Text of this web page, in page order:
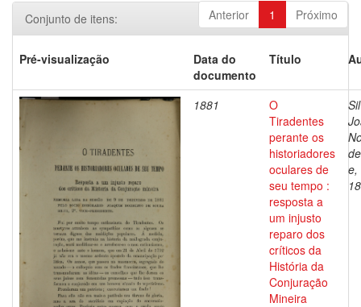
Anterior 1 Próximo
Conjunto de itens:
Pré-visualização
Data do
documento
Título
1881
O
Tiradentes
perante os
historiadores
oculares de
seu tempo :
resposta a
um injusto
reparo dos
críticos da
História da
Conjuração
Mineira
e,